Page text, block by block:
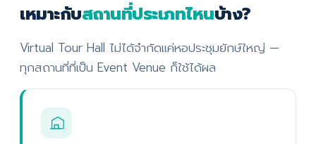
เหมาะกับสถานที่ประเภทไหนบ้าง?
Virtual Tour Hall ไม่ได้จำกัดแค่หอประชุมยักษ์ใหญ่ —
ทุกสถานที่ที่เป็น Event Venue ก็ใช้ได้ผล